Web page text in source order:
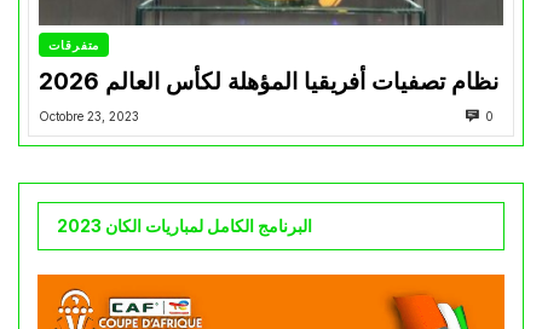
متفرقات
نظام تصفيات أفريقيا المؤهلة لكأس العالم 2026
Octobre 23, 2023 0
البرنامج الكامل لمباريات الكان 2023